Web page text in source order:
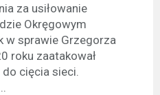
za usiłowanie
Okręgowym
w sprawie Grzegorza
roku zaatakował
cięcia sieci.